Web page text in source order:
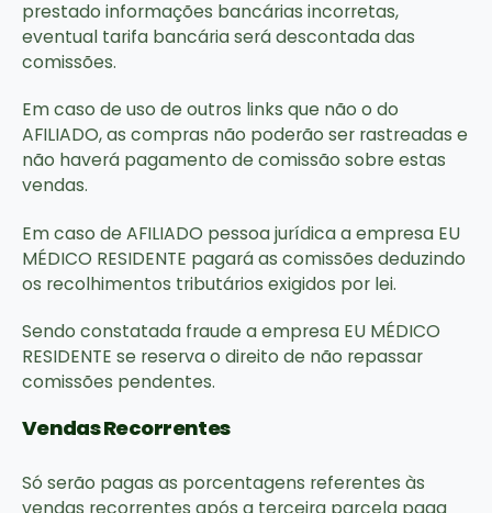
prestado informações bancárias incorretas,
eventual tarifa bancária será descontada das
comissões.
Em caso de uso de outros links que não o do
AFILIADO, as compras não poderão ser rastreadas e
não haverá pagamento de comissão sobre estas
vendas.
Em caso de AFILIADO pessoa jurídica a empresa EU
MÉDICO RESIDENTE pagará as comissões deduzindo
os recolhimentos tributários exigidos por lei.
Sendo constatada fraude a empresa EU MÉDICO
RESIDENTE se reserva o direito de não repassar
comissões pendentes.
Vendas Recorrentes
Só serão pagas as porcentagens referentes às
vendas recorrentes após a terceira parcela paga